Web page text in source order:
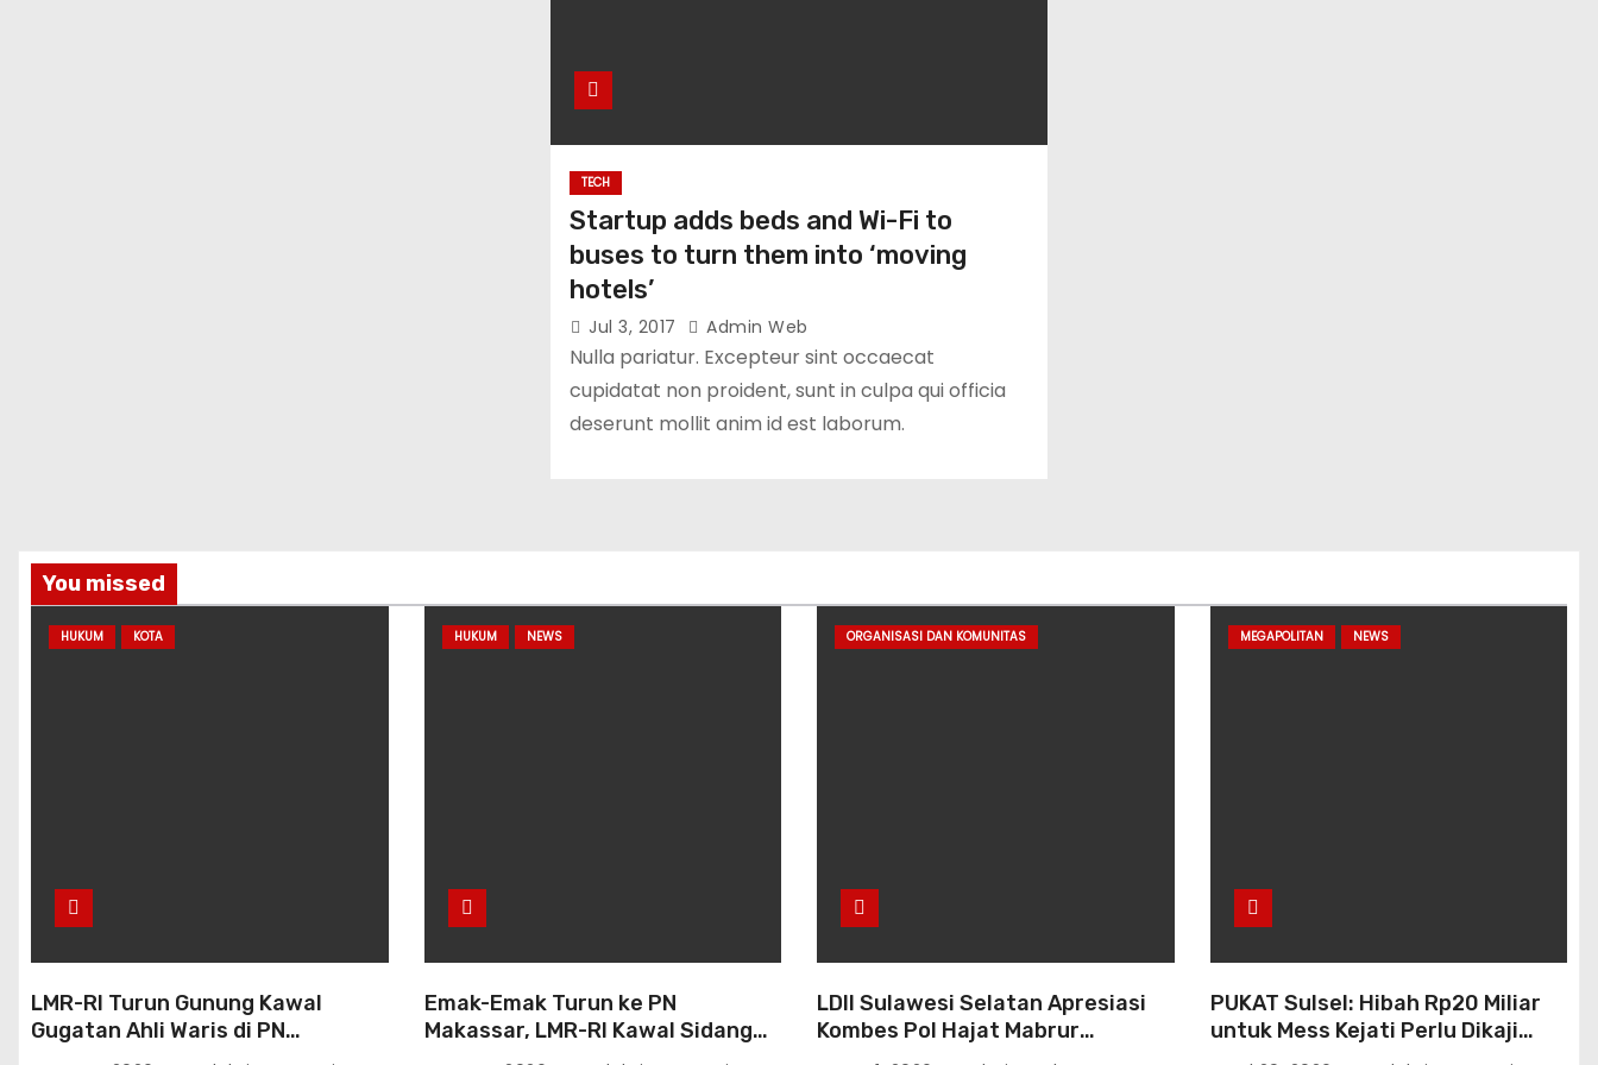
TECH
Startup adds beds and Wi-Fi to
buses to turn them into ‘moving
hotels’
Jul 3, 2017 Admin Web
Nulla pariatur. Excepteur sint occaecat
cupidatat non proident, sunt in culpa qui officia
deserunt mollit anim id est laborum.
You missed
HUKUM KOTA
LMR-RI Turun Gunung Kawal
Gugatan Ahli Waris di PN
Makassar, Humas Buka Tahapan
HUKUM NEWS
Emak-Emak Turun ke PN
Makassar, LMR-RI Kawal Sidang
Perdata Nomor
ORGANISASI DAN KOMUNITAS
LDII Sulawesi Selatan Apresiasi
Kombes Pol Hajat Mabrur
Bujangga, Sambut Dirintelkam
MEGAPOLITAN NEWS
PUKAT Sulsel: Hibah Rp20 Miliar
untuk Mess Kejati Perlu Dikaji
Ulang, Uang Pajak Rakyat Harus